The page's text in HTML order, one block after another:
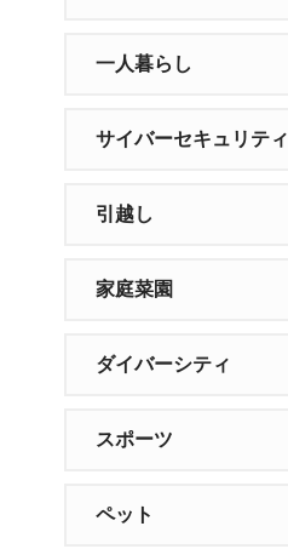
一人暮らし
サイバーセキュリティ
引越し
家庭菜園
ダイバーシティ
スポーツ
ペット